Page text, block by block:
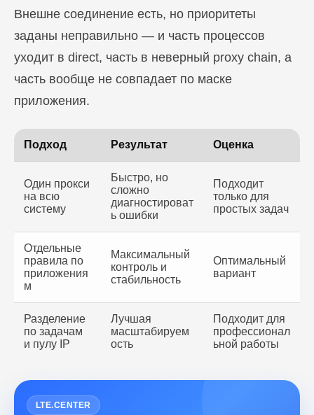
Внешне соединение есть, но приоритеты
заданы неправильно — и часть процессов
уходит в direct, часть в неверный proxy chain, а
часть вообще не совпадает по маске
приложения.
Подход Результат Оценка
Один прокси
на всю
систему
Быстро, но
сложно
диагностироват
ь ошибки
Подходит
только для
простых задач
Отдельные
правила по
приложения
м
Максимальный
контроль и
стабильность
Оптимальный
вариант
Разделение
по задачам
и пулу IP
Лучшая
масштабируем
ость
Подходит для
профессионал
ьной работы
LTE.CENTER